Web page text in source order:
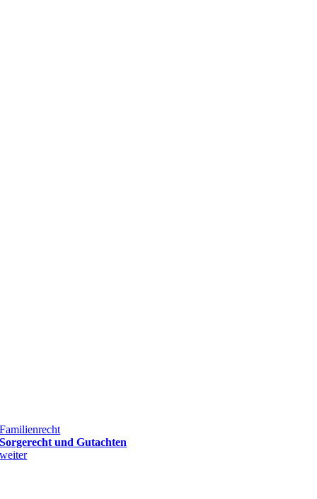
Familienrecht
Sorgerecht und Gutachten
weiter